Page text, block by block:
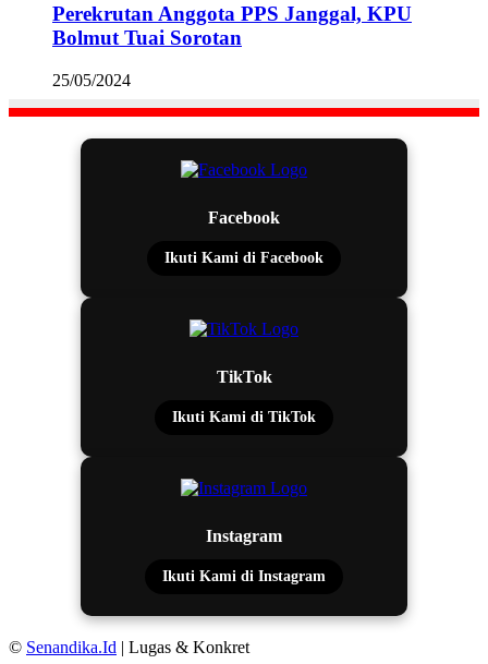
Perekrutan Anggota PPS Janggal, KPU
Bolmut Tuai Sorotan
25/05/2024
Facebook
Ikuti Kami di Facebook
TikTok
Ikuti Kami di TikTok
Instagram
Ikuti Kami di Instagram
© Senandika.Id | Lugas & Konkret